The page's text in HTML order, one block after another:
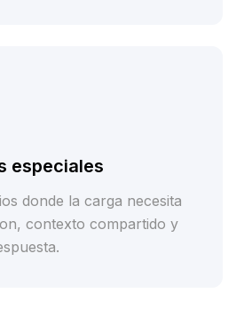
especiales
donde la carga necesita
contexto compartido y